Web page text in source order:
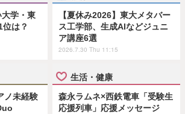
学・東
は？
【夏休み2026】東大メタバー
ス工学部、生成AIなどジュニ
ア講座6選
2026.7.30 Thu 11:15
ノ未経験
生活・健康
森永ラムネ×西鉄電車「受験生
応援列車」応援メッセージ